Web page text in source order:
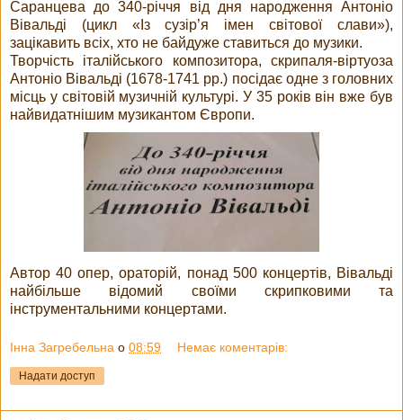
Саранцева до 340-річчя від дня народження Антоніо
Вівальді (цикл «Із сузір’я імен світової слави»),
зацікавить всіх, хто не байдуже ставиться до музики.
Творчість італійського композитора, скрипаля-віртуоза
Антоніо Вівальді (1678-1741 рр.) посідає одне з головних
місць у світовій музичній культурі. У 35 років він вже був
найвидатнішим музикантом Європи.
Автор 40 опер, ораторій, понад 500 концертів, Вівальді
найбільше відомий своїми скрипковими та
інструментальними концертами.
Інна Загребельна о 08:59 Немає коментарів:
Надати доступ